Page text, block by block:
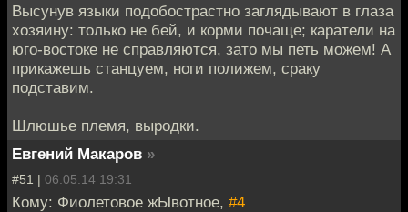
Высунув языки подобострастно заглядывают в глаза
хозяину: только не бей, и корми почаще; каратели на
юго-востоке не справляются, зато мы петь можем! А
прикажешь станцуем, ноги полижем, сраку
подставим.
Шлюшье племя, выродки.
Евгений Макаров »
#51 | 06.05.14 19:31
Кому: Фиолетовое жЫвотное, #4